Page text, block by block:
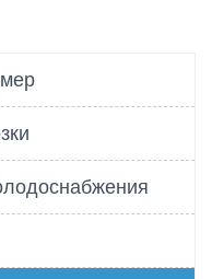
588
390
11
11
12